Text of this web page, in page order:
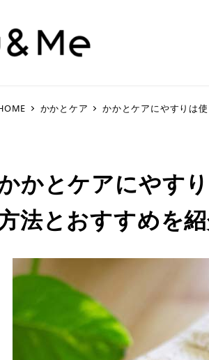
かかとケア かかとケアにやすりは
かとケアにやす
法とおすすめを